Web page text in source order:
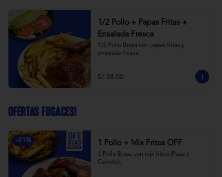
1/2 Pollo + Papas Fritas +
Ensalada Fresca
1/2 Pollo Brasa con papas fritas y
ensalada fresca
S/ 38.00
OFERTAS FUGACES!
-31 % 1 Pollo + Mix Fritos OFF
1 Pollo Brasa con mix fritos (Papa y
Camote).